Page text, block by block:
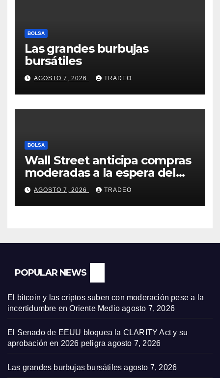
BOLSA
Las grandes burbujas
bursátiles
AGOSTO 7, 2026 TRADEO
BOLSA
Wall Street anticipa compras
moderadas a la espera del
informe de empleo de EEUU
AGOSTO 7, 2026 TRADEO
POPULAR NEWS
El bitcoin y las criptos suben con moderación pese a la
incertidumbre en Oriente Medio agosto 7, 2026
El Senado de EEUU bloquea la CLARITY Act y su
aprobación en 2026 peligra agosto 7, 2026
Las grandes burbujas bursátiles agosto 7, 2026